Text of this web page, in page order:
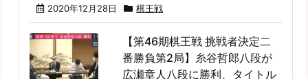
2020年12月28日 棋王戦
【第46期棋王戦 挑戦者決定二
番勝負第2局】糸谷哲郎八段が
広瀬章人八段に勝利、タイトル